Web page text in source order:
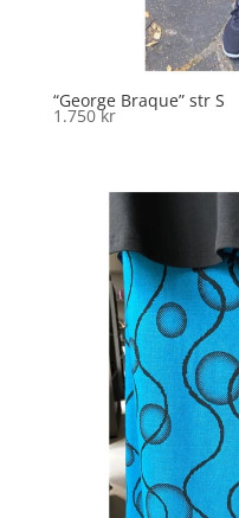
“George Braque” str S
1.750kr